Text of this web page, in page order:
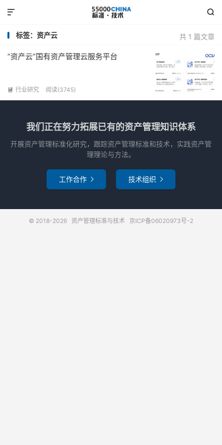


共 1 篇文章
标签：资产云
“资产云”国有资产管理云服务平台
 行业研究 阅读(3745)
我们正在努力拓展已有的资产管理知识体系
开展资产管理标准化研究，跟踪资产管理标准和技术，实践资产管
理理论与方法。
工作合作  技术组织 
© 2018-2026 资产管理标准与技术 京ICP备06020973号-2